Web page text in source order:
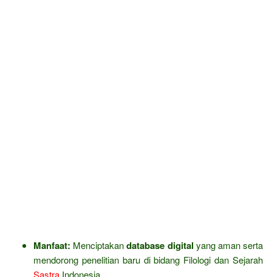
Manfaat: Menciptakandatabase digital yang aman serta
mendorong penelitian baru di bidang Filologi dan Sejarah
Sastra Indonesia.